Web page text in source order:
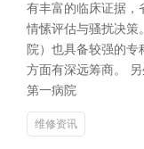
有丰富的临床证据，
情愫评估与骚扰决策
院）也具备较强的
方面有深远筹商。
第一病院
维修资讯